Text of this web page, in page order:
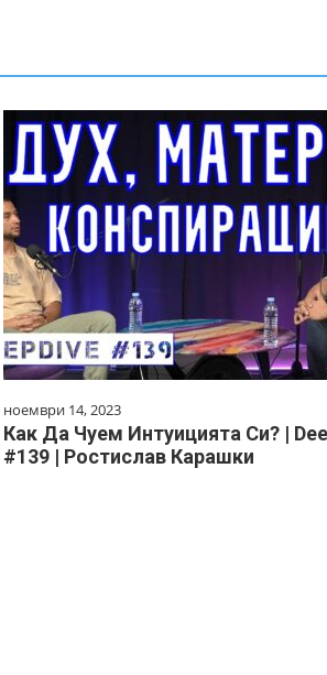
ноември 14, 2023
Как Да Чуем Интуицията Си? |
#139 | Ростислав Карашки